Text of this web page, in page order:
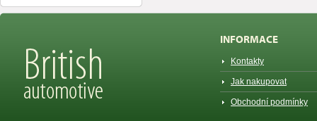
INFORMACE
Kontakty
Jak nakupovat
Obchodní podmínky